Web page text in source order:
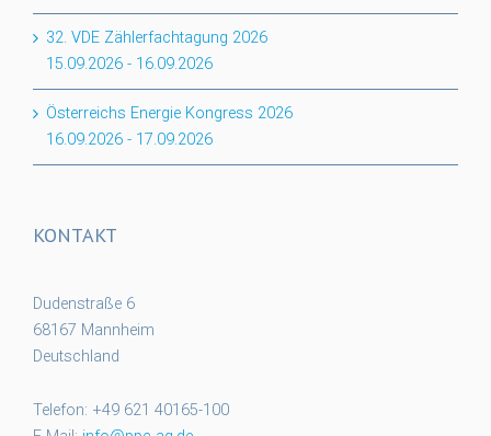
32. VDE Zählerfachtagung 2026
15.09.2026 - 16.09.2026
Österreichs Energie Kongress 2026
16.09.2026 - 17.09.2026
KONTAKT
Dudenstraße 6
68167 Mannheim
Deutschland
Telefon: +49 621 40165-100